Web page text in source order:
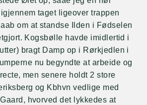
taget ligeover trappen
om at standse Ilden i Fødselen
Kogsbølle havde imidlertid i
bragt Damp op i Rørkjedlen i
nu begyndte at arbeide og
men senere holdt 2 store
og Kbhvn vedlige med
hvorved det lykkedes at